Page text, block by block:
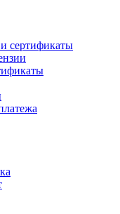
сертификаты